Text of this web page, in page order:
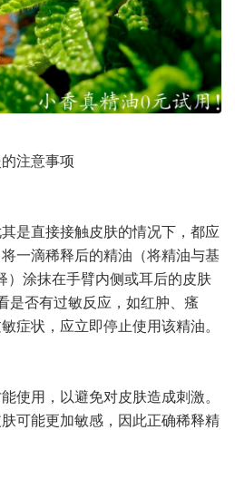
注意事项
是直接接触皮肤的情况下，都应
一滴稀释后的精油（将精油与基
）涂抹在手臂内侧或耳后的皮肤
是否有过敏反应，如红肿、瘙
症状，应立即停止使用该精油。
使用，以避免对皮肤造成刺激。
可能更加敏感，因此正确稀释精